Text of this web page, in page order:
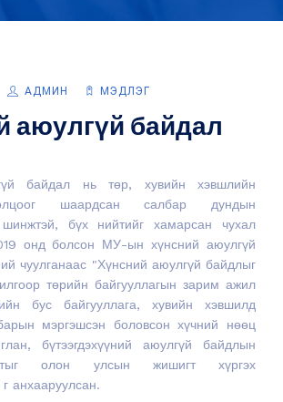
АДМИН МЭДЛЭГ
аюулгүй байдал
байдал нь төр, хувийн хэвшлийн
шаардсан салбар дундын
шинжтэй, бүх нийтийг хамарсан чухал
онд болсон МУ-ын хүнсний аюулгүй
чуулганаас "Хүнсний аюулгүй байдлыг
төрийн байгууллагын зарим ажил
бус байгууллага, хувийн хэвшилд
мэргэшсэн боловсон хүчний нөөц
бүтээгдэхүүний аюулгүй байдлын
олон улсын жишигт хүргэх
анхааруулсан.